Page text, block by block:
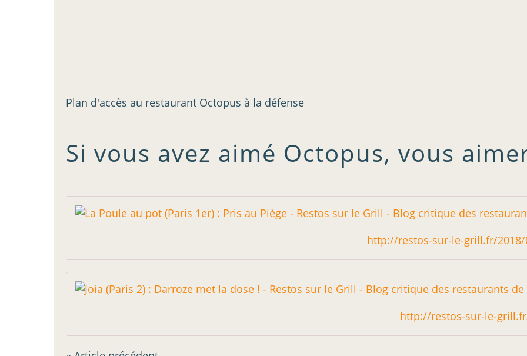
Plan d'accès au restaurant Octopus à la défense
Si vous avez aimé Octopus, vous
http://restos-sur-le-grill.fr/
http://restos-sur-le-